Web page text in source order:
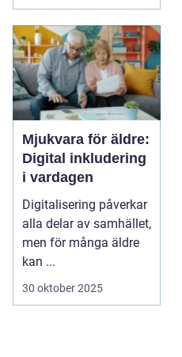
Mjukvara för äldre:
Digital inkludering
i vardagen
Digitalisering påverkar
alla delar av samhället,
men för många äldre
kan ...
30 oktober 2025